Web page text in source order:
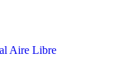
Aire Libre